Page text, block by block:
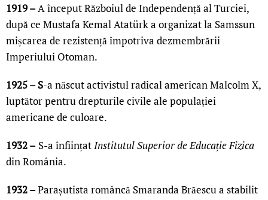
1919 –A început Războiul de Independență al Turciei,
după ce Mustafa Kemal Atatürk a organizat la Samssun
mișcarea de rezistență împotriva dezmembrării
Imperiului Otoman.
1925 – S-a născut activistul radical american Malcolm X,
luptător pentru drepturile civile ale populației
americane de culoare.
1932 – S-a înființatInstitutul Superior de Educație Fizica
din România.
1932 –Parașutista româncă Smaranda Brăescu a stabilit